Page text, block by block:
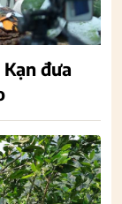
đưa